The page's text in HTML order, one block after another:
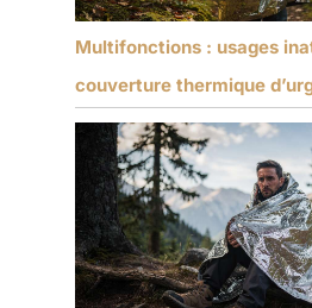
Multifonctions : usages
couverture thermique